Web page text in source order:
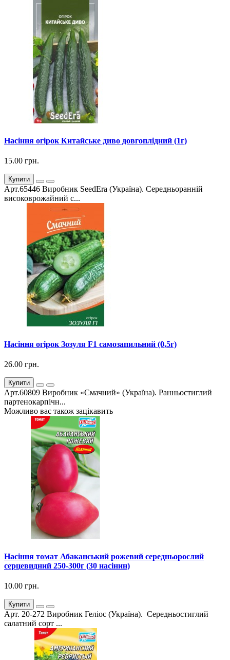
Насіння огірок Китайське диво довгоплідний (1г)
15.00 грн.
Купити
Арт.65446 Виробник SeedEra (Україна). Середньоранній
високоврожайний с...
Насіння огірок Зозуля F1 самозапильний (0,5г)
26.00 грн.
Купити
Арт.60809 Виробник «Смачний» (Україна). Ранньостиглий
партенокарпічн...
Можливо вас також зацікавить
Насіння томат Абаканський рожевий середньорослий
серцевидний 250-300г (30 насінин)
10.00 грн.
Купити
Арт. 20-272 Виробник Геліос (Україна). Середньостиглий
салатний сорт ...